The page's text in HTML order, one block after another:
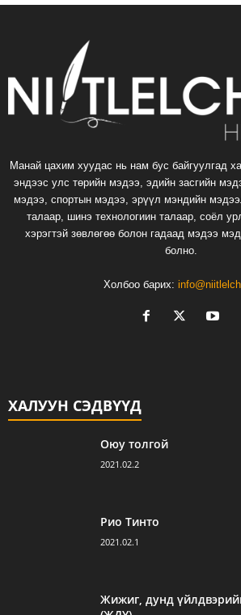
Манай цахим хуудас нь нам бус байгуулгад
эндээс улс төрийн мэдээ, эдийн засгийн
мэдээ, спортын мэдээ, эрүүл мэндийн
талаар, шинэ технологиин талаар, соёл
хэрэгтэй зөвлөгөө болон гадаад мэдээ
болно.
Холбоо барих:
ХАЛУУН СЭДВҮҮД
Оюу толгой
2021.02.2
Рио Тинто
2021.02.1
Жижиг, дунд